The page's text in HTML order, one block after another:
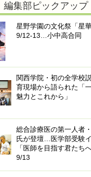
編集部ピックアップ
星野学園の文化祭「星華
9/12-13…小中高合同
関西学院・初の全学校
育現場から語られた「
魅力とこれから」
総合診療医の第一人者
氏が登壇…医学部受験
「医師を目指す君たち
9/13